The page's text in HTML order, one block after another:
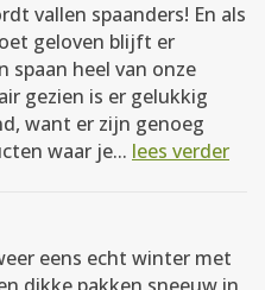
vallen spaanders! En als
geloven blijft er
spaan heel van onze
gezien is er gelukkig
want er zijn genoeg
waar je... lees verder
eens echt winter met